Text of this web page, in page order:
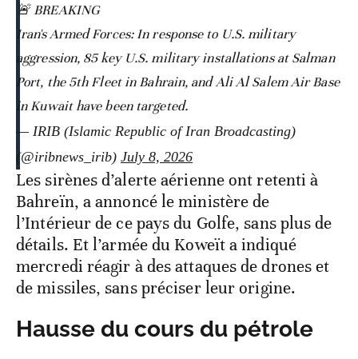
🚨 BREAKING
Iran's Armed Forces: In response to U.S. military
aggression, 85 key U.S. military installations at Salman
Port, the 5th Fleet in Bahrain, and Ali Al Salem Air Base
in Kuwait have been targeted.
— IRIB (Islamic Republic of Iran Broadcasting)
(@iribnews_irib) July 8, 2026
Les sirènes d’alerte aérienne ont retenti à
Bahreïn, a annoncé le ministère de
l’Intérieur de ce pays du Golfe, sans plus de
détails. Et l’armée du Koweït a indiqué
mercredi réagir à des attaques de drones et
de missiles, sans préciser leur origine.
Hausse du cours du pétrole